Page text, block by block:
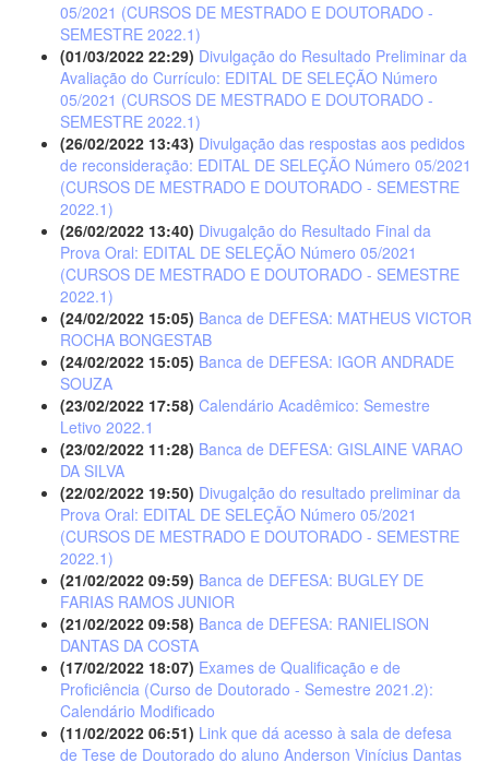
05/2021 (CURSOS DE MESTRADO E DOUTORADO -
SEMESTRE 2022.1)
(01/03/2022 22:29) Divulgação do Resultado Preliminar da
Avaliação do Currículo: EDITAL DE SELEÇÃO Número
05/2021 (CURSOS DE MESTRADO E DOUTORADO -
SEMESTRE 2022.1)
(26/02/2022 13:43) Divulgação das respostas aos pedidos
de reconsideração: EDITAL DE SELEÇÃO Número 05/2021
(CURSOS DE MESTRADO E DOUTORADO - SEMESTRE
2022.1)
(26/02/2022 13:40) Divugalção do Resultado Final da
Prova Oral: EDITAL DE SELEÇÃO Número 05/2021
(CURSOS DE MESTRADO E DOUTORADO - SEMESTRE
2022.1)
(24/02/2022 15:05) Banca de DEFESA: MATHEUS VICTOR
ROCHA BONGESTAB
(24/02/2022 15:05) Banca de DEFESA: IGOR ANDRADE
SOUZA
(23/02/2022 17:58) Calendário Acadêmico: Semestre
Letivo 2022.1
(23/02/2022 11:28) Banca de DEFESA: GISLAINE VARAO
DA SILVA
(22/02/2022 19:50) Divugalção do resultado preliminar da
Prova Oral: EDITAL DE SELEÇÃO Número 05/2021
(CURSOS DE MESTRADO E DOUTORADO - SEMESTRE
2022.1)
(21/02/2022 09:59) Banca de DEFESA: BUGLEY DE
FARIAS RAMOS JUNIOR
(21/02/2022 09:58) Banca de DEFESA: RANIELISON
DANTAS DA COSTA
(17/02/2022 18:07) Exames de Qualificação e de
Proficiência (Curso de Doutorado - Semestre 2021.2):
Calendário Modificado
(11/02/2022 06:51) Link que dá acesso à sala de defesa
de Tese de Doutorado do aluno Anderson Vinícius Dantas